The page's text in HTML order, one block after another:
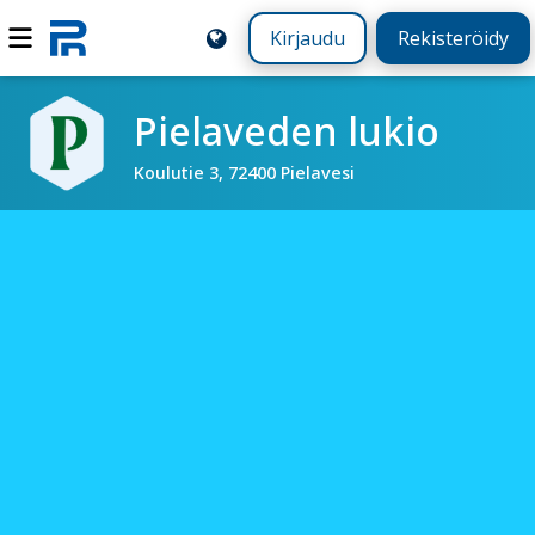
Kirjaudu Rekisteröidy
Pielaveden lukio
Koulutie 3, 72400 Pielavesi